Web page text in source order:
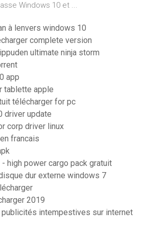
Windows 10 et ...
à lenvers windows 10
complete version
ultimate ninja storm
app
tablette apple
télécharger for pc
driver update
corp driver linux
francais
- high power cargo pack gratuit
dur externe windows 7
2019
intempestives sur internet